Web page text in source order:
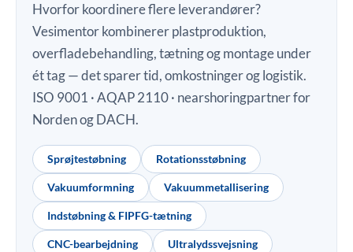
Hvorfor koordinere flere leverandører?
Vesimentor kombinerer plastproduktion,
overfladebehandling, tætning og montage under
ét tag — det sparer tid, omkostninger og logistik.
ISO 9001 · AQAP 2110 · nearshoringpartner for
Norden og DACH.
Sprøjtestøbning Rotationsstøbning
Vakuumformning Vakuummetallisering
Indstøbning & FIPFG-tætning
CNC-bearbejdning Ultralydssvejsning